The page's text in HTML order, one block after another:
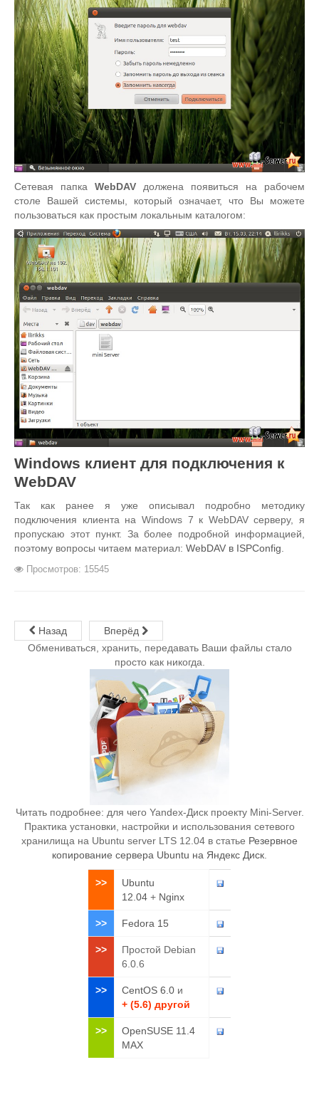
Сетевая папка WebDAV должена появиться на рабочем
столе Вашей системы, который означает, что Вы можете
пользоваться как простым локальным каталогом:
Windows клиент для подключения к
WebDAV
Так как ранее я уже описывал подробно методику
подключения клиента на Windows 7 к WebDAV серверу, я
пропускаю этот пункт. За более подробной информацией,
поэтому вопросы читаем материал: WebDAV в ISPConfig.
Просмотров: 15545
Назад
Вперёд
Обмениваться, хранить, передавать Ваши файлы стало
просто как никогда.
Читать подробнее: для чего Yandex-Диск проекту Mini-Server.
Практика установки, настройки и использования сетевого
хранилища на Ubuntu server LTS 12.04 в статье Резервное
копирование сервера Ubuntu на Яндекс Диск
>>
Ubuntu
12.04 + Nginx
>> Fedora 15
>>
Простой Debian
6.0.6
>> CentOS 6.0 и
+ (5.6) другой
>>
OpenSUSE 11.4
MAX